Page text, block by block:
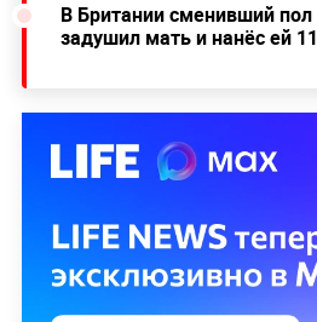
В Британии сменивший пол
задушил мать и нанёс ей